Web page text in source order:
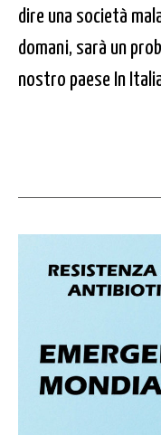
dire una società
domani, sarà un
nostro paese In